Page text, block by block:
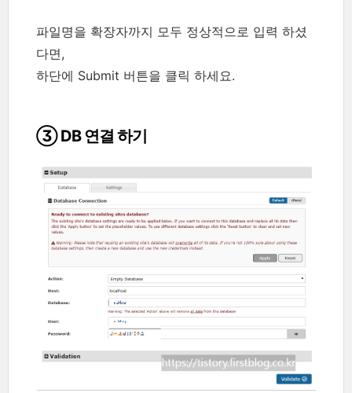
파일명을 확장자까지 모두 정상적으로 입력 하셨
다면,
하단에 Submit 버튼을 클릭 하세요.
③ DB 연결 하기